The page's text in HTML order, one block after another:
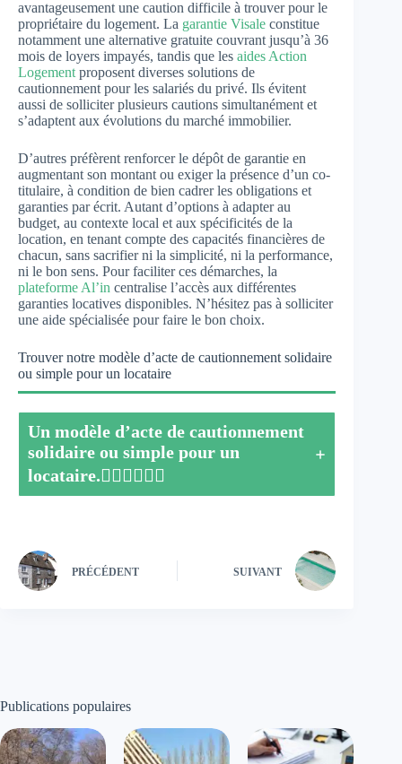
avantageusement une caution difficile à trouver pour le
propriétaire du logement. La garantie Visale constitue
notamment une alternative gratuite couvrant jusqu’à 36
mois de loyers impayés, tandis que les aides Action
Logement proposent diverses solutions de
cautionnement pour les salariés du privé. Ils évitent
aussi de solliciter plusieurs cautions simultanément et
s’adaptent aux évolutions du marché immobilier.
D’autres préfèrent renforcer le dépôt de garantie en
augmentant son montant ou exiger la présence d’un co-
titulaire, à condition de bien cadrer les obligations et
garanties par écrit. Autant d’options à adapter au
budget, au contexte local et aux spécificités de la
location, en tenant compte des capacités financières de
chacun, sans sacrifier ni la simplicité, ni la performance,
ni le bon sens. Pour faciliter ces démarches, la
plateforme Al’in centralise l’accès aux différentes
garanties locatives disponibles. N’hésitez pas à solliciter
une aide spécialisée pour faire le bon choix.
Trouver notre modèle d’acte de cautionnement solidaire
ou simple pour un locataire
Un modèle d’acte de cautionnement
solidaire ou simple pour un
locataire.👇🏻👇🏻👇🏻
PRÉCÉDENT SUIVANT
Publications populaires